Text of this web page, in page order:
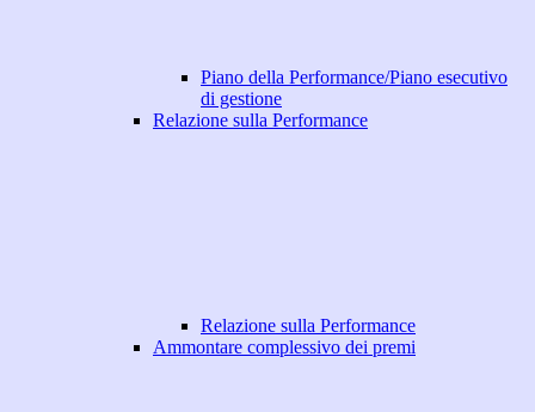
Piano della Performance/Piano esecutivo
di gestione
Relazione sulla Performance
Relazione sulla Performance
Ammontare complessivo dei premi